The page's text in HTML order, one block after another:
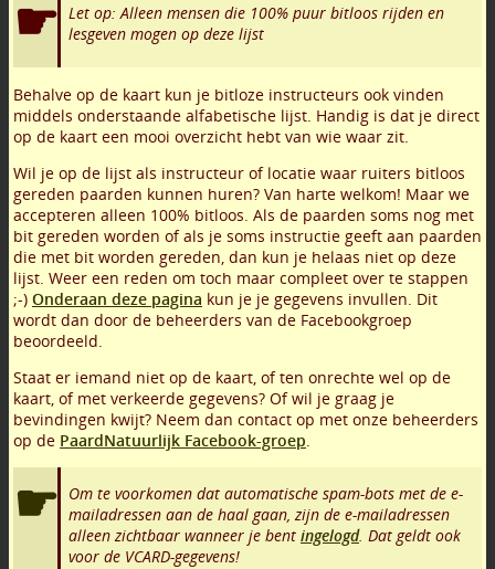
Let op: Alleen mensen die 100% puur bitloos rijden en
lesgeven mogen op deze lijst
Behalve op de kaart kun je bitloze instructeurs ook vinden
middels onderstaande alfabetische lijst. Handig is dat je direct
op de kaart een mooi overzicht hebt van wie waar zit.
Wil je op de lijst als instructeur of locatie waar ruiters bitloos
gereden paarden kunnen huren? Van harte welkom! Maar we
accepteren alleen 100% bitloos. Als de paarden soms nog met
bit gereden worden of als je soms instructie geeft aan paarden
die met bit worden gereden, dan kun je helaas niet op deze
lijst. Weer een reden om toch maar compleet over te stappen
;-) Onderaan deze pagina kun je je gegevens invullen. Dit
wordt dan door de beheerders van de Facebookgroep
beoordeeld.
Staat er iemand niet op de kaart, of ten onrechte wel op de
kaart, of met verkeerde gegevens? Of wil je graag je
bevindingen kwijt? Neem dan contact op met onze beheerders
op de PaardNatuurlijk Facebook-groep.
Om te voorkomen dat automatische spam-bots met de e-
mailadressen aan de haal gaan, zijn de e-mailadressen
alleen zichtbaar wanneer je bent ingelogd. Dat geldt ook
voor de VCARD-gegevens!